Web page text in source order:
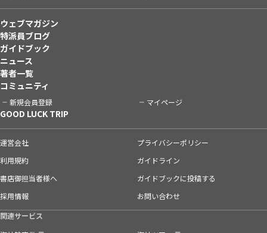
ウェブマガジン
特派員ブログ
ガイドブック
ニュース
著者一覧
コミュニティ
新規会員登録 マイページ
GOOD LUCK TRIP
運営会社
プライバシーポリシー
利用規約
ガイドライン
書店御担当者様へ
ガイドブックに投稿する
採用情報
お問い合わせ
関連サービス